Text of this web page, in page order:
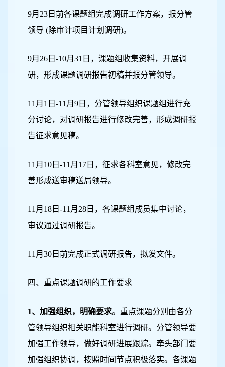
9月23日 前各课题组完成调研工作方案，报分管
领导 (除审计项目计划调研)。
9月26日 -10月31日，课题组收集资料，开展调
研，形成课题调研报告初稿并报分管领导。
11 月1日 -11月9日，分管领导组织课题组进行充
分讨论，对调研报告进行修改完善，形成调研报
告征求意见稿。
11 月10日 -11月17日，征求各科室意见，修改完
善形成送审稿送局领导。
11 月18日 -11月28日，各课题组成员集中讨论，
审议通过调研报告。
11 月30日 前完成正式调研报告，拟发文件。
四、重点课题调研的工作要求
1、加强组织，明确要求。 重点课题分别由各分
管领导组织相关职能科室进行调研。分管领导要
加强工作领导，做好调研进展跟踪。牵头部门要
加强组织协调，按照时间节点积极落实。各课题